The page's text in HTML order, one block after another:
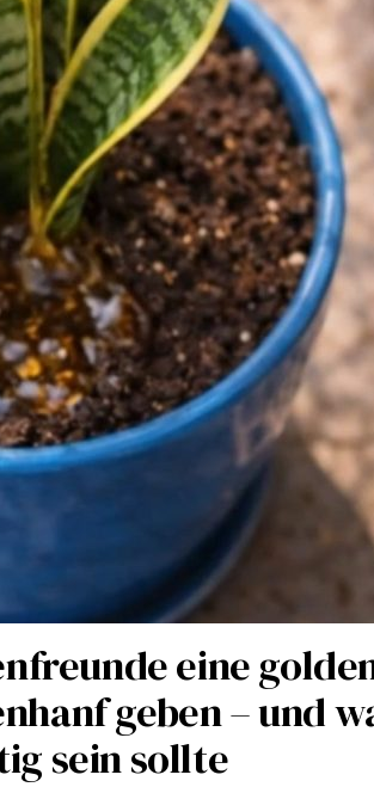
eine
geben – und
sein sollte